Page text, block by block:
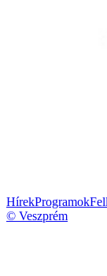
HírekProgramok
© Veszprém